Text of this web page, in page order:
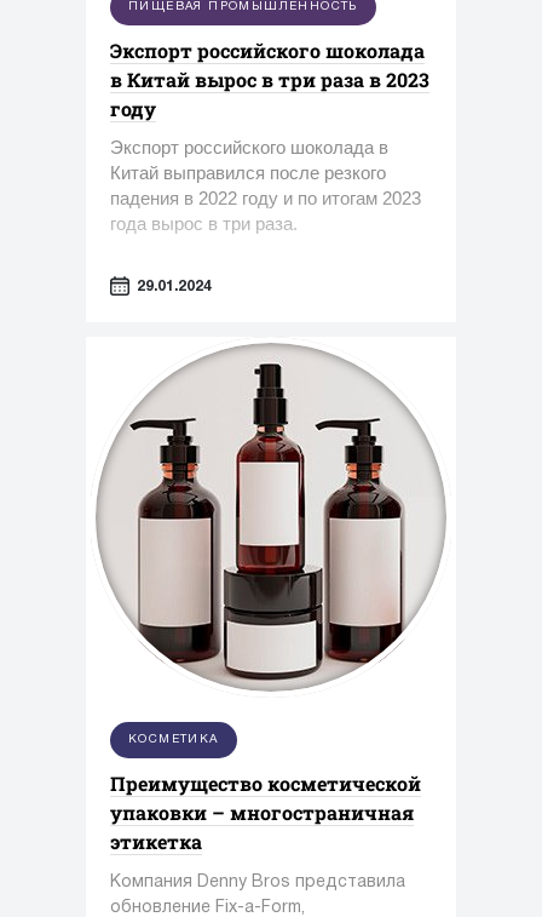
ПИЩЕВАЯ ПРОМЫШЛЕННОСТЬ
Экспорт российского шоколада
в Китай вырос в три раза в 2023
году
Экспорт российского шоколада в
Китай выправился после резкого
падения в 2022 году и по итогам 2023
года вырос в три раза.
29.01.2024
КОСМЕТИКА
Преимущество косметической
упаковки – многостраничная
этикетка
Компания Denny Bros представила
обновление Fix-a-Form,